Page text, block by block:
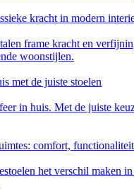
kracht in modern
frame kracht en
woonstijlen.
met de juiste stoelen
in huis. Met de juiste
comfort,
het verschil maken